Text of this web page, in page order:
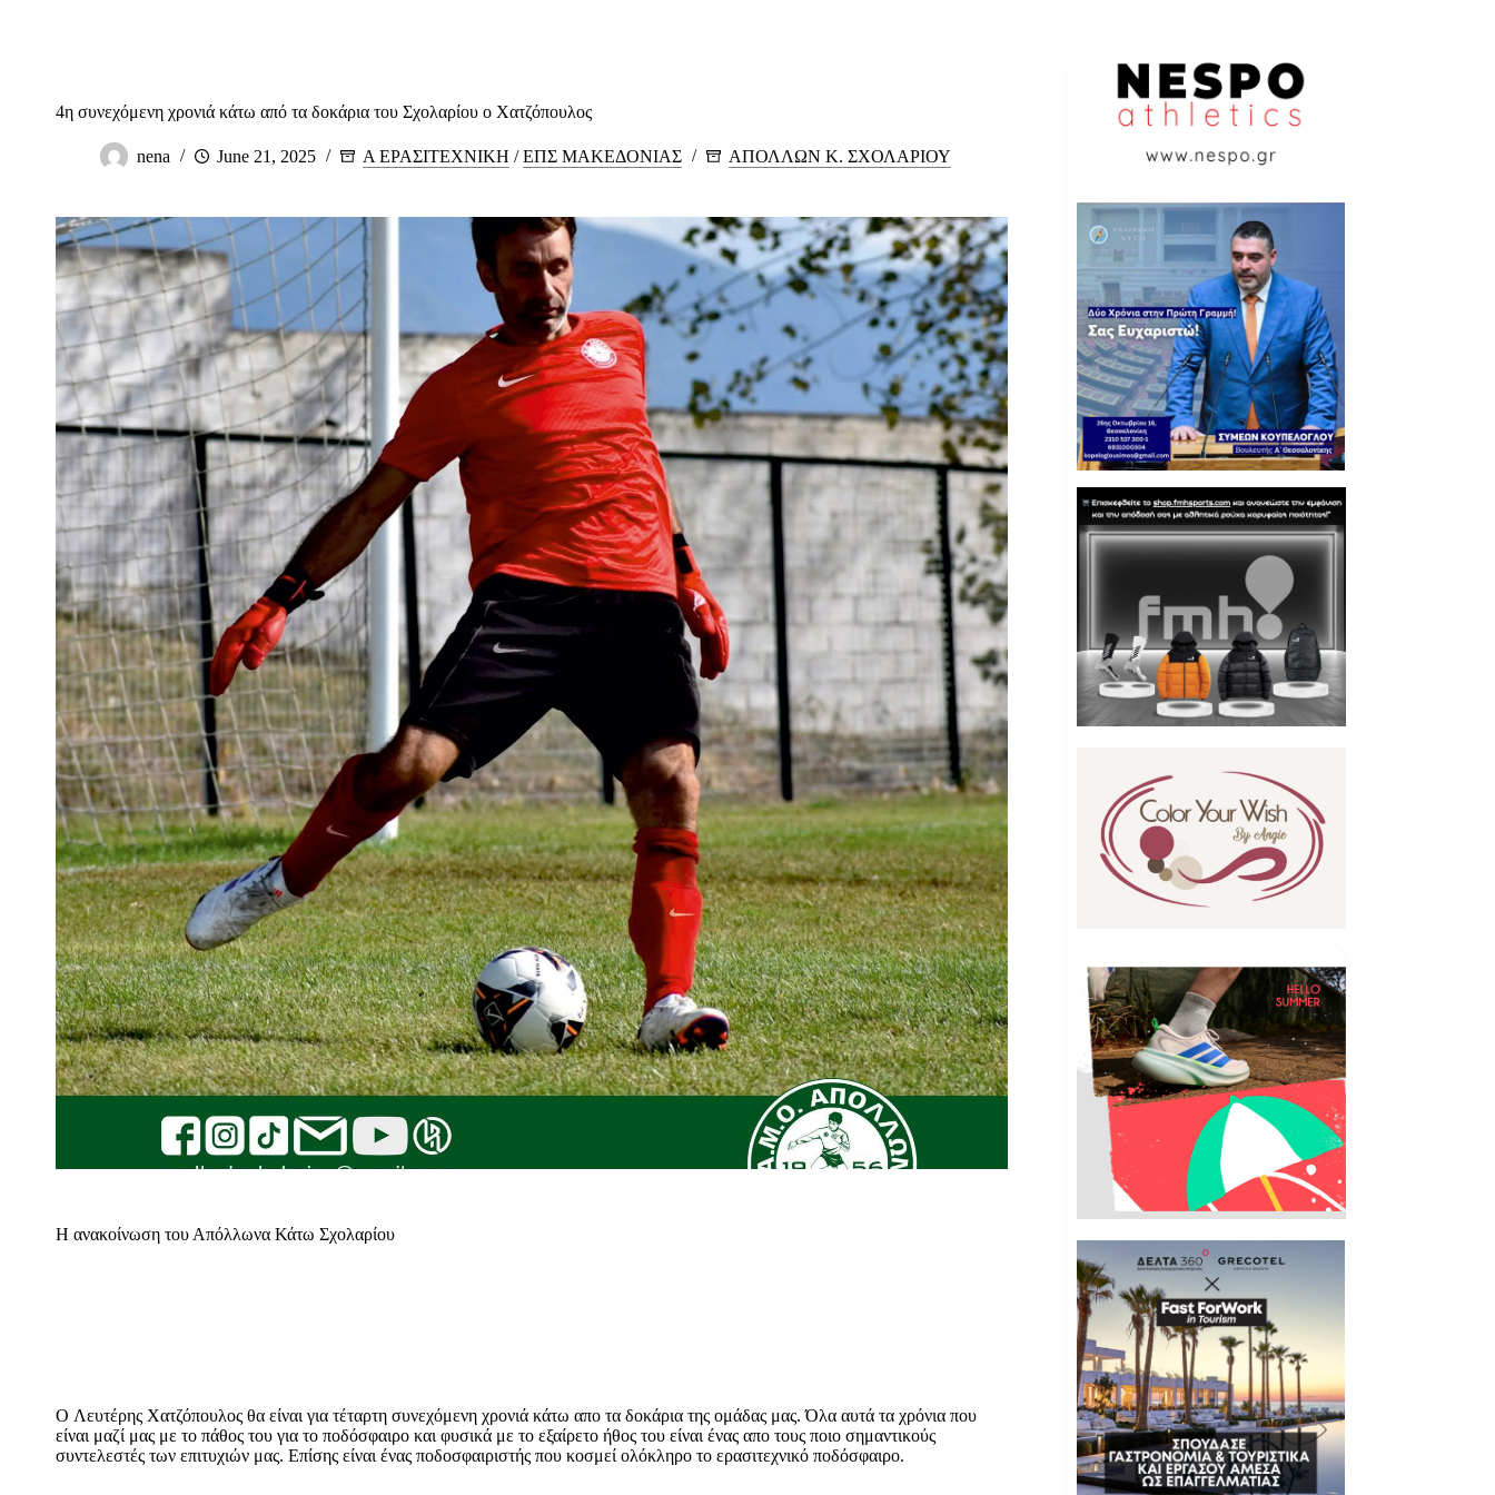
4η συνεχόμενη χρονιά κάτω από τα δοκάρια του Σχολαρίου ο Χατζόπουλος
nena June 21, 2025 Α ΕΡΑΣΙΤΕΧΝΙΚΗ /ΕΠΣ ΜΑΚΕΔΟΝΙΑΣ ΑΠΟΛΛΩΝ Κ. ΣΧΟΛΑΡΙΟΥ
Η ανακοίνωση του Απόλλωνα Κάτω Σχολαρίου
O Λευτέρης Χατζόπουλος θα είναι για τέταρτη συνεχόμενη χρονιά κάτω απο τα δοκάρια της ομάδας μας. Όλα αυτά τα χρόνια που
είναι μαζί μας με το πάθος του για το ποδόσφαιρο και φυσικά με το εξαίρετο ήθος του είναι ένας απο τους ποιο σημαντικούς
συντελεστές των επιτυχιών μας. Επίσης είναι ένας ποδοσφαιριστής που κοσμεί ολόκληρο το ερασιτεχνικό ποδόσφαιρο.